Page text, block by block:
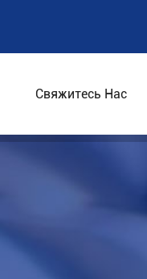
Свяжитесь Нас